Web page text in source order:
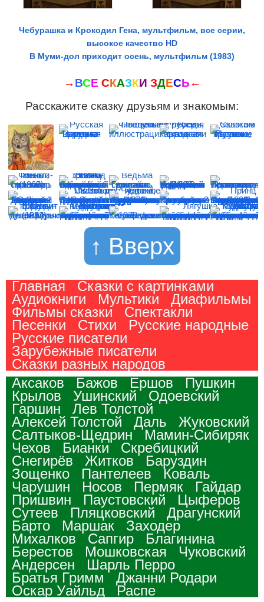
Чебурашка и Крокодил Гена, мультфильм, все серии,
высокое качество HD
В Муми-дол приходит осень, мультфильм (1983)
→ ВСЕ СКАЗКИ ЗДЕСЬ ←
Расскажите сказку друзьям и знакомым:
↑ Вверх
Главная
Сказки с картинками
Аудиокниги
Мультики
Диафильмы
Фильмы сказки
Спектакли
Песенки
Стихи
Русские народные
Русские писатели
Зарубежные писатели
Сказки разных народов
Аксаков
Бажов Ершов
Пушкин
Крылов
Ушинский
Одоевский
Гаршин
Лев Толстой
Алексей Толстой
Даль
Жуковский
Салтыков-Щедрин
Мамин-Сибиряк
Чехов
Бианки
Скребицкий
Снегирёв
Житков
Баруздин
Зощенко
Пантелеев
Коваль
Чарушин
Носов Пермяк
Гайдар
Пришвин
Паустовский
Цыферов
Сутеев
Пляцковский
Драгунский
Барто
Маршак
Заходер
Михалков
Сапгир
Благинина
Берестов
Мошковская
Чуковский
Андерсен
Шарль Перро
Братья Гримм
Джанни Родари
Оскар Уайльд
Распе